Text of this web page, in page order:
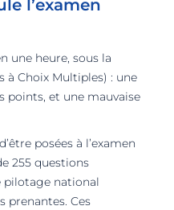
l’examen
une heure, sous la
à Choix Multiples) : une
points, et une mauvaise
posées à l’examen
255 questions
pilotage national
prenantes. Ces